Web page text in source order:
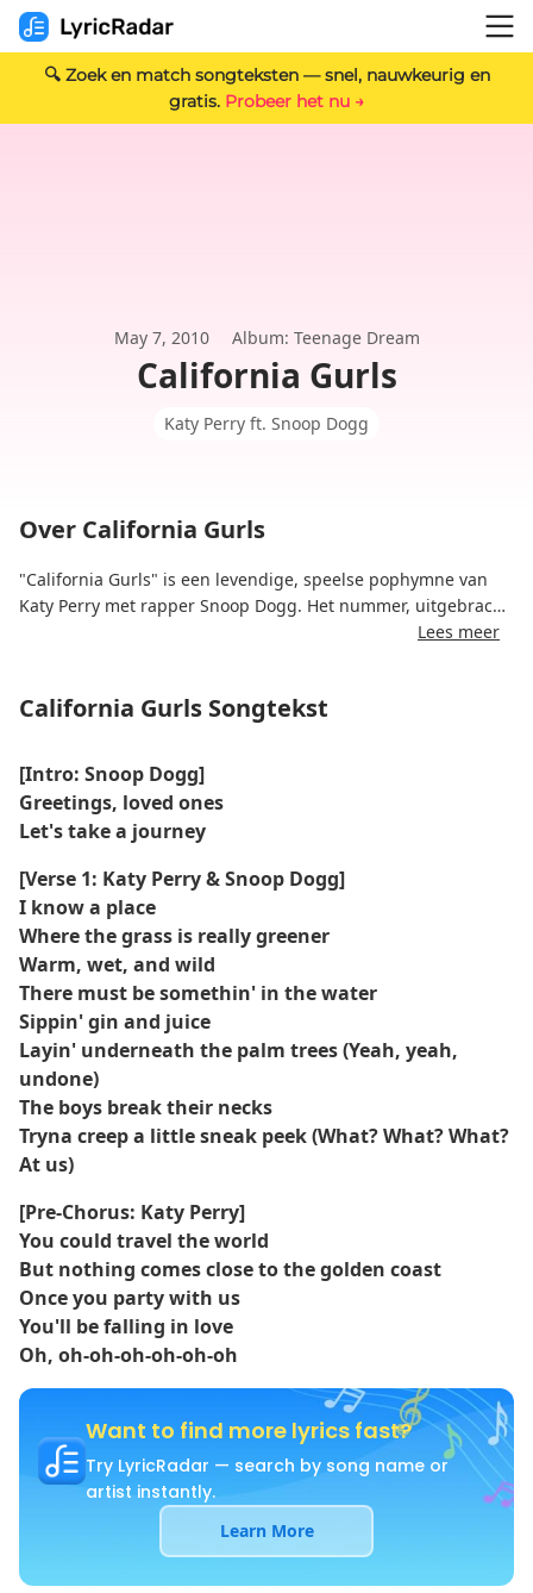
🔍 Zoek en match songteksten — snel, nauwkeurig en
gratis. Probeer het nu →
May 7, 2010 Album: Teenage Dream
California Gurls
Katy Perry ft. Snoop Dogg
Over California Gurls
"California Gurls" is een levendige, speelse pophymne van
Katy Perry met rapper Snoop Dogg. Het nummer, uitgebracht
op 7 mei 2010 als leadsingle van haar album Teenage Dream,
zonneschijn, stranden en jeugdige energie.
Geproduceerd door Dr. Luke, Max Martin en Benny Blanco,
combineert het nummer dancepop met funkpopinvloeden,
wat resulteert in een pakkende, vrolijke soundscape. Katy
Perry's heldere, aanstekelijke zang wordt aangevuld door
Snoop Doggs soepele rapcouplet, wat het nummer zijn
iconische speelse randje geeft. De videoclip met snoepthema
versterkt de speelse en zomerse sfeer nog verder.
Lees meer
California Gurls Songtekst
[Intro: Snoop Dogg]
Greetings, loved ones
Let's take a journey
[Verse 1: Katy Perry & Snoop Dogg]
I know a place
Where the grass is really greener
Warm, wet, and wild
There must be somethin' in the water
Sippin' gin and juice
Layin' underneath the palm trees (Yeah, yeah,
undone)
The boys break their necks
Tryna creep a little sneak peek (What? What? What?
At us)
[Pre-Chorus: Katy Perry]
You could travel the world
But nothing comes close to the golden coast
Once you party with us
You'll be falling in love
Oh, oh-oh-oh-oh-oh-oh
Want to find more lyrics fast?
Try LyricRadar — search by song name or
artist instantly.
Learn More